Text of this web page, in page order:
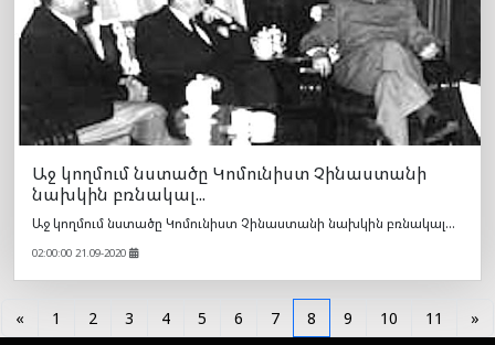
Աջ կողմում նստածը Կոմունիստ Չինաստանի
նախկին բռնակալ...
Աջ կողմում նստածը Կոմունիստ Չինաստանի նախկին բռնակալ...
02:00:00 21.09-2020
« 1 2 3 4 5 6 7 8 9 10 11 »